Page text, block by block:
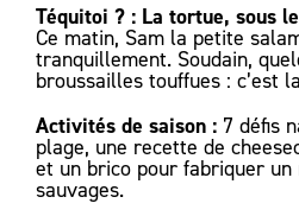
Téquitoi ? : La tortue, sous
Ce matin, Sam la petite
tranquillement. Soudain,
broussailles touffues : c’est
Activités de saison : 7 défis
plage, une recette de
et un brico pour fabriquer
sauvages.